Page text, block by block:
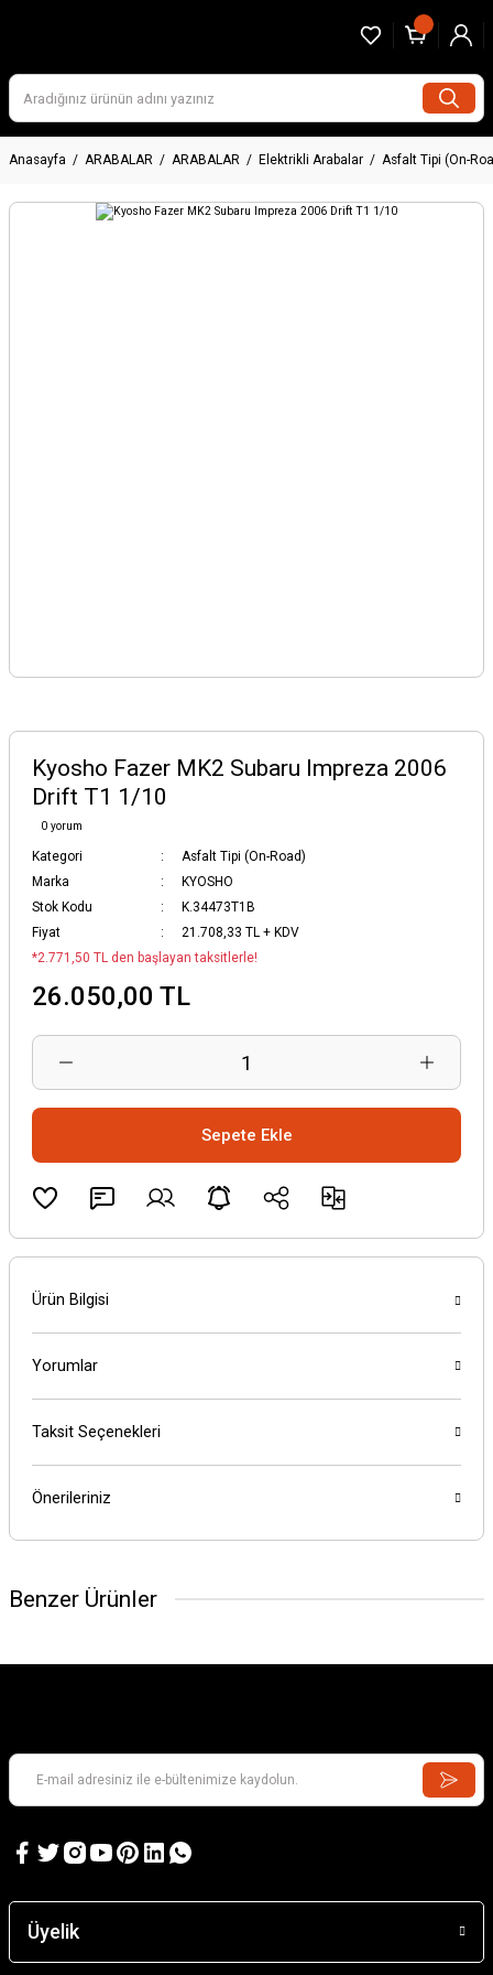
Anasayfa ARABALAR ARABALAR Elektrikli Arabalar Asfalt Tipi (On-
Kyosho Fazer MK2 Subaru Impreza 2006
Drift T1 1/10
0 yorum
Kategori
Asfalt Tipi (On-Road)
Marka
KYOSHO
Stok Kodu
K.34473T1B
Fiyat
21.708,33 TL + KDV
*2.771,50 TL den başlayan taksitlerle!
26.050,00 TL
Sepete Ekle
Ürün Bilgisi
Yorumlar
Taksit Seçenekleri
Önerileriniz
Benzer Ürünler
Üyelik